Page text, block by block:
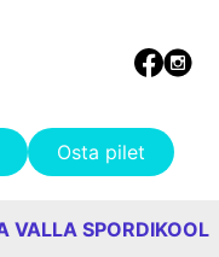
Osta pilet
VALLA SPORDIKOOL